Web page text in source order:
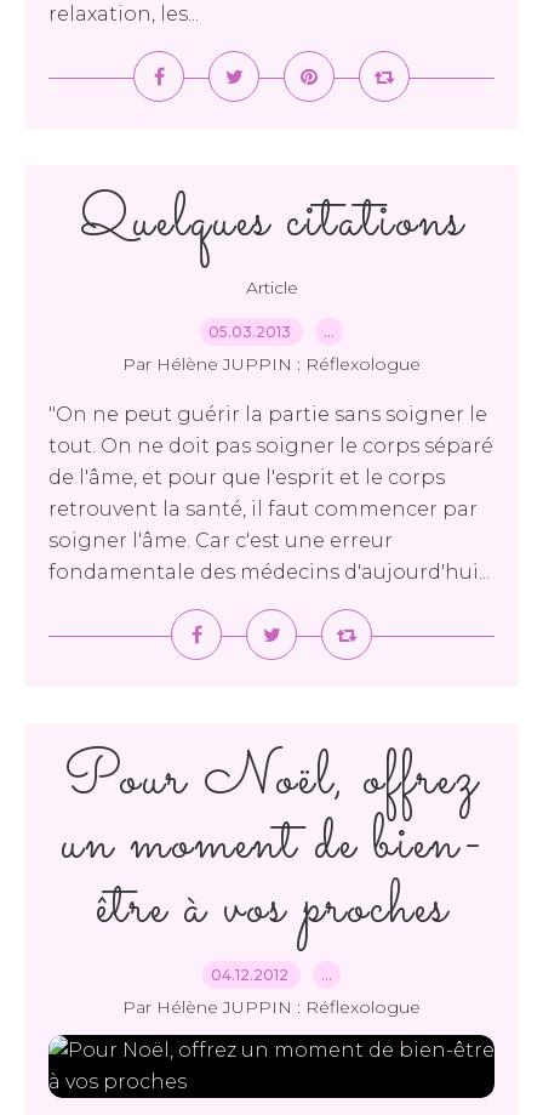
relaxation, les...
Quelques citations
Article
05.03.2013 …
Par Hélène JUPPIN : Réflexologue
"On ne peut guérir la partie sans soigner le
tout. On ne doit pas soigner le corps séparé
de l'âme, et pour que l'esprit et le corps
retrouvent la santé, il faut commencer par
soigner l'âme. Car c'est une erreur
fondamentale des médecins d'aujourd'hui...
Pour Noël, offrez
un moment de bien-
être à vos proches
04.12.2012 …
Par Hélène JUPPIN : Réflexologue